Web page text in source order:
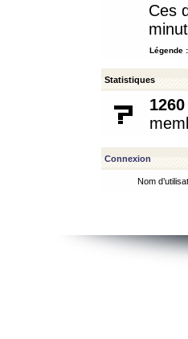
Ces
Légende
Statistiques
1260
Connexion
Nom